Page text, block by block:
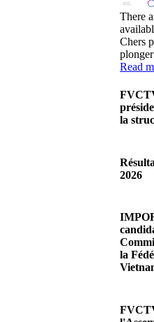
There
Chers
Read
la
There
Read
2026
There
pour
Read
la
There